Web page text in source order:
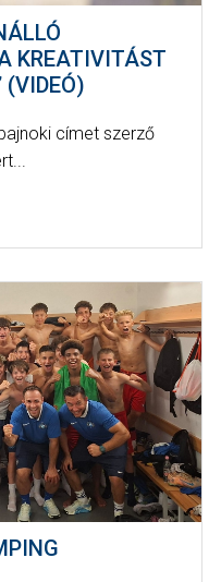
KREATIVITÁST
(VIDEÓ)
címet szerző